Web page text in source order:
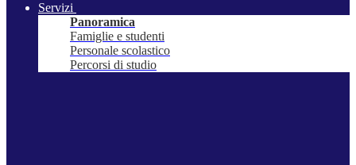
Servizi
Panoramica
Famiglie e studenti
Personale scolastico
Percorsi di studio